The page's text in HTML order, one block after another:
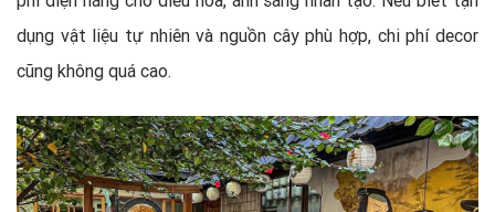
dụng vật liệu tự nhiên và nguồn cây phù hợp, chi phí decor
cũng không quá cao.